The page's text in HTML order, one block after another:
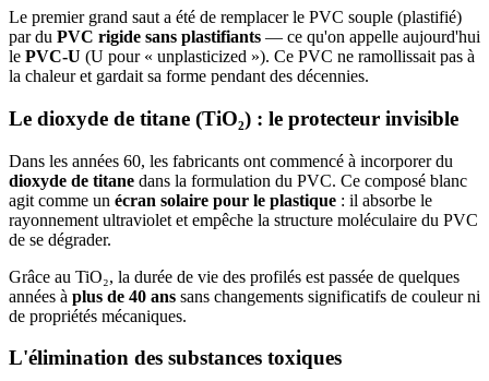
Le premier grand saut a été de remplacer le PVC souple (plastifié)
par du PVC rigide sans plastifiants — ce qu'on appelle aujourd'hui
le PVC-U (U pour « unplasticized »). Ce PVC ne ramollissait pas à
la chaleur et gardait sa forme pendant des décennies.
Le dioxyde de titane (TiO₂) : le protecteur invisible
Dans les années 60, les fabricants ont commencé à incorporer du
dioxyde de titane dans la formulation du PVC. Ce composé blanc
agit comme un écran solaire pour le plastique : il absorbe le
rayonnement ultraviolet et empêche la structure moléculaire du PVC
de se dégrader.
Grâce au TiO₂, la durée de vie des profilés est passée de quelques
années à plus de 40 ans sans changements significatifs de couleur ni
de propriétés mécaniques.
L'élimination des substances toxiques